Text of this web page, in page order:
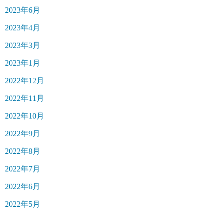
2023年6月
2023年4月
2023年3月
2023年1月
2022年12月
2022年11月
2022年10月
2022年9月
2022年8月
2022年7月
2022年6月
2022年5月